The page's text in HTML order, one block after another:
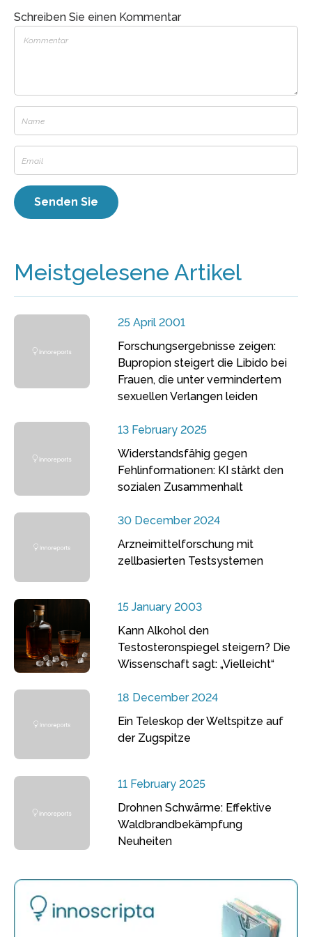
Schreiben Sie einen Kommentar
Meistgelesene Artikel
25 April 2001
Forschungsergebnisse zeigen:
Bupropion steigert die Libido bei
Frauen, die unter vermindertem
sexuellen Verlangen leiden
13 February 2025
Widerstandsfähig gegen
Fehlinformationen: KI stärkt den
sozialen Zusammenhalt
30 December 2024
Arzneimittelforschung mit
zellbasierten Testsystemen
15 January 2003
Kann Alkohol den
Testosteronspiegel steigern? Die
Wissenschaft sagt: „Vielleicht“
18 December 2024
Ein Teleskop der Weltspitze auf
der Zugspitze
11 February 2025
Drohnen Schwärme: Effektive
Waldbrandbekämpfung
Neuheiten